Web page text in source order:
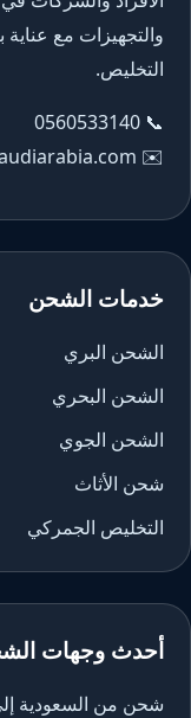
والتجهيزات مع عناية
التخليص.
📞
0560533140
✉️
خدمات الشحن
الشحن البري
الشحن البحري
الشحن الجوي
شحن الأثاث
التخليص الجمركي
أحدث وجهات
شحن من السعودية